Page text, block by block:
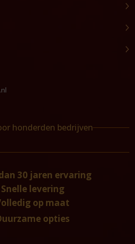
honderden bedrijven
30 jaren ervaring
Snelle levering
op maat
opties